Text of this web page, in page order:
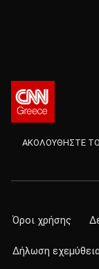
ΑΚΟΛΟΥΘΗΣΤΕ ΤΟ
Όροι χρήσης
Δήλωση